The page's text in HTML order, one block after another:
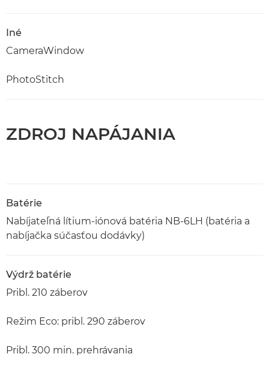
Iné
CameraWindow
PhotoStitch
ZDROJ NAPÁJANIA
Batérie
Nabíjateľná lítium-iónová batéria NB-6LH (batéria a
nabíjačka súčasťou dodávky)
Výdrž batérie
Pribl. 210 záberov
Režim Eco: pribl. 290 záberov
Pribl. 300 min. prehrávania